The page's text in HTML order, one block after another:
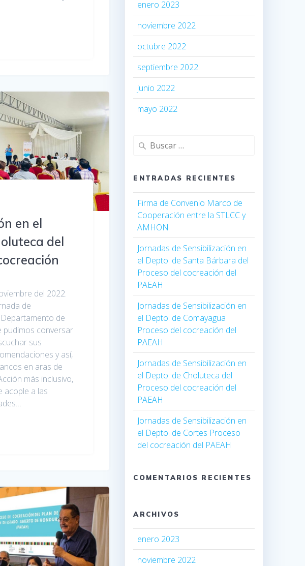
en el
del
del 2022.
de
de
pudimos conversar
sus
y así,
en aras de
más inclusivo,
acople a las
enero 2023
noviembre 2022
octubre 2022
septiembre 2022
junio 2022
mayo 2022
ENTRADAS RECIENTES
Firma de Convenio Marco de
Cooperación entre la STLCC y
AMHON
Jornadas de Sensibilización en
el Depto. de Santa Bárbara del
Proceso del cocreación del
PAEAH
Jornadas de Sensibilización en
el Depto. de Comayagua
Proceso del cocreación del
PAEAH
Jornadas de Sensibilización en
el Depto. de Choluteca del
Proceso del cocreación del
PAEAH
Jornadas de Sensibilización en
el Depto. de Cortes Proceso
del cocreación del PAEAH
COMENTARIOS RECIENTES
ARCHIVOS
enero 2023
noviembre 2022